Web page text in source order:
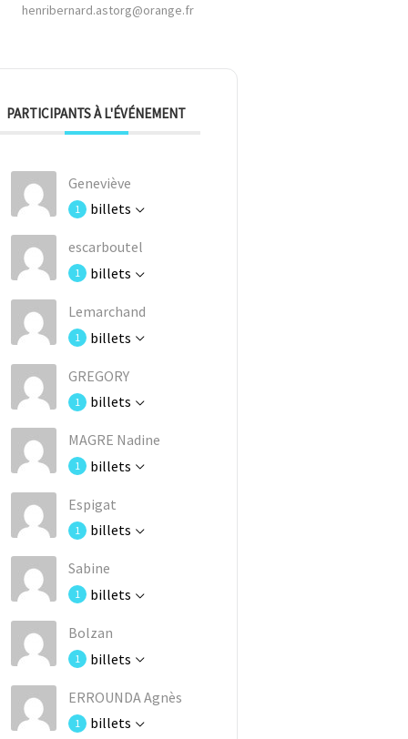
henribernard.astorg@orange.fr
PARTICIPANTS À L'ÉVÉNEMENT
Geneviève
1 billets
escarboutel
1 billets
Lemarchand
1 billets
GREGORY
1 billets
MAGRE Nadine
1 billets
Espigat
1 billets
Sabine
1 billets
Bolzan
1 billets
ERROUNDA Agnès
1 billets